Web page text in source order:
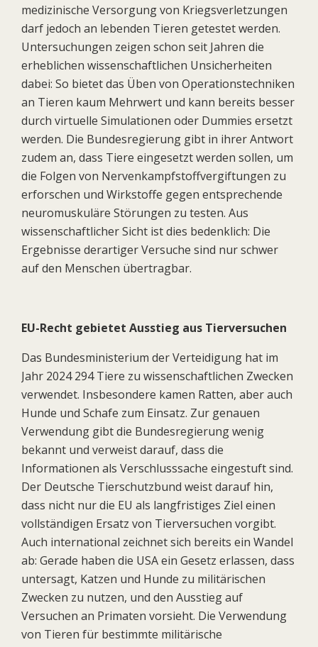
medizinische Versorgung von Kriegsverletzungen
darf jedoch an lebenden Tieren getestet werden.
Untersuchungen zeigen schon seit Jahren die
erheblichen wissenschaftlichen Unsicherheiten
dabei: So bietet das Üben von Operationstechniken
an Tieren kaum Mehrwert und kann bereits besser
durch virtuelle Simulationen oder Dummies ersetzt
werden. Die Bundesregierung gibt in ihrer Antwort
zudem an, dass Tiere eingesetzt werden sollen, um
die Folgen von Nervenkampfstoffvergiftungen zu
erforschen und Wirkstoffe gegen entsprechende
neuromuskuläre Störungen zu testen. Aus
wissenschaftlicher Sicht ist dies bedenklich: Die
Ergebnisse derartiger Versuche sind nur schwer
auf den Menschen übertragbar.
EU-Recht gebietet Ausstieg aus Tierversuchen
Das Bundesministerium der Verteidigung hat im
Jahr 2024 294 Tiere zu wissenschaftlichen Zwecken
verwendet. Insbesondere kamen Ratten, aber auch
Hunde und Schafe zum Einsatz. Zur genauen
Verwendung gibt die Bundesregierung wenig
bekannt und verweist darauf, dass die
Informationen als Verschlusssache eingestuft sind.
Der Deutsche Tierschutzbund weist darauf hin,
dass nicht nur die EU als langfristiges Ziel einen
vollständigen Ersatz von Tierversuchen vorgibt.
Auch international zeichnet sich bereits ein Wandel
ab: Gerade haben die USA ein Gesetz erlassen, dass
untersagt, Katzen und Hunde zu militärischen
Zwecken zu nutzen, und den Ausstieg auf
Versuchen an Primaten vorsieht. Die Verwendung
von Tieren für bestimmte militärische